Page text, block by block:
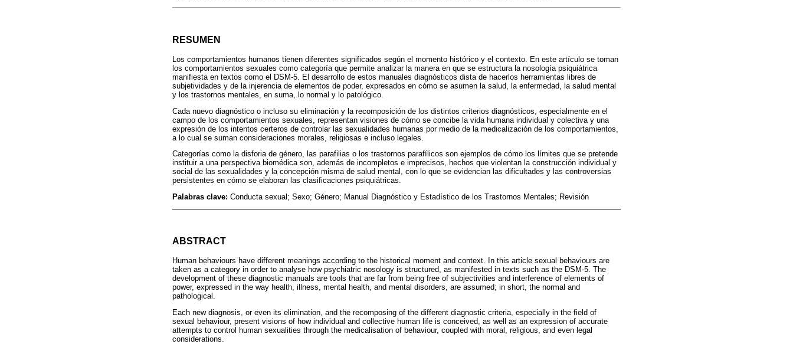
RESUMEN
Los comportamientos humanos tienen diferentes significados según el momento histórico y el contexto. En este artículo se toman
los comportamientos sexuales como categoría que permite analizar la manera en que se estructura la nosología psiquiátrica
manifiesta en textos como el DSM-5. El desarrollo de estos manuales diagnósticos dista de hacerlos herramientas libres de
subjetividades y de la injerencia de elementos de poder, expresados en cómo se asumen la salud, la enfermedad, la salud mental
y los trastornos mentales, en suma, lo normal y lo patológico.
Cada nuevo diagnóstico o incluso su eliminación y la recomposición de los distintos criterios diagnósticos, especialmente en el
campo de los comportamientos sexuales, representan visiones de cómo se concibe la vida humana individual y colectiva y una
expresión de los intentos certeros de controlar las sexualidades humanas por medio de la medicalización de los comportamientos,
a lo cual se suman consideraciones morales, religiosas e incluso legales.
Categorías como la disforia de género, las parafilias o los trastornos parafílicos son ejemplos de cómo los límites que se pretende
instituir a una perspectiva biomédica son, además de incompletos e imprecisos, hechos que violentan la construcción individual y
social de las sexualidades y la concepción misma de salud mental, con lo que se evidencian las dificultades y las controversias
persistentes en cómo se elaboran las clasificaciones psiquiátricas.
Palabras clave: Conducta sexual; Sexo; Género; Manual Diagnóstico y Estadístico de los Trastornos Mentales; Revisión
ABSTRACT
Human behaviours have different meanings according to the historical moment and context. In this article sexual behaviours are
taken as a category in order to analyse how psychiatric nosology is structured, as manifested in texts such as the DSM-5. The
development of these diagnostic manuals are tools that are far from being free of subjectivities and interference of elements of
power, expressed in the way health, illness, mental health, and mental disorders, are assumed; in short, the normal and
pathological.
Each new diagnosis, or even its elimination, and the recomposing of the different diagnostic criteria, especially in the field of
sexual behaviour, present visions of how individual and collective human life is conceived, as well as an expression of accurate
attempts to control human sexualities through the medicalisation of behaviour, coupled with moral, religious, and even legal
considerations.